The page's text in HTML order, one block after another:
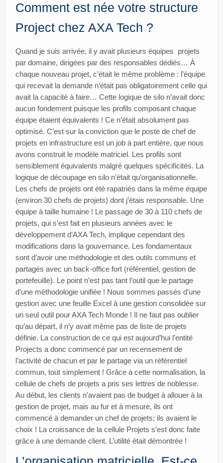
Comment est née votre structure
Project chez AXA Tech ?
Quand je suis arrivée, il y avait plusieurs équipes projets
par domaine, dirigées par des responsables dédiés… À
chaque nouveau projet, c’était le même problème : l’équipe
qui recevait la demande n’était pas obligatoirement celle qui
avait la capacité à faire… Cette logique de silo n’avait donc
aucun fondement puisque les profils composant chaque
équipe étaient équivalents ! Ce n’était absolument pas
optimisé. C’est sur la conviction que le poste de chef de
projets en infrastructure est un job à part entière, que nous
avons construit le modèle matriciel. Les profils sont
sensiblement équivalents malgré quelques spécificités. La
logique de découpage en silo n’était qu’organisationnelle.
Les chefs de projets ont été rapatriés dans la même équipe
(environ 30 chefs de projets) dont j’étais responsable. Une
équipe à taille humaine ! Le passage de 30 à 110 chefs de
projets, qui s’est fait en plusieurs années avec le
développement d’AXA Tech, implique cependant des
modifications dans la gouvernance. Les fondamentaux
sont d’avoir une méthodologie et des outils communs et
partagés avec un back-office fort (référentiel, gestion de
portefeuille). Le point n’est pas tant l’outil que le partage
d’une méthodologie unifiée ! Nous sommes passés d’une
gestion avec une feuille Excel à une gestion consolidée sur
un seul outil pour AXA Tech Monde ! Il ne faut pas oublier
qu’au départ, il n’y avait même pas de liste de projets
définie. La construction de ce qui est aujourd’hui l’entité
Projects a donc commencé par un recensement de
l’activité de chacun et par le partage via un référentiel
commun, tout simplement ! Grâce à cette normalisation, la
cellule de chefs de projets a pris ses lettres de noblesse.
Au début, les clients n’avaient pas de budget à allouer à la
gestion de projet, mais au fur et à mesure, ils ont
commencé à demander un chef de projets; ils avaient le
choix ! La croissance de la cellule Projets s’est donc faite
grâce à une demande client. L’utilité était démontrée !